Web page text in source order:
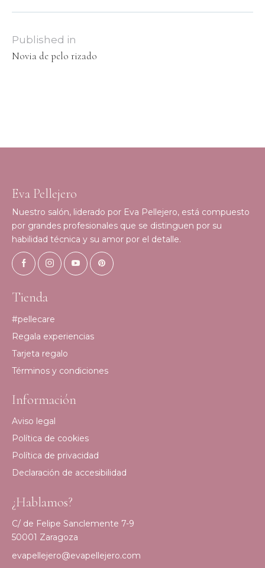
Published in
Novia de pelo rizado
Eva Pellejero
Nuestro salón, liderado por Eva Pellejero, está compuesto
por grandes profesionales que se distinguen por su
habilidad técnica y su amor por el detalle.
Tienda
#pellecare
Regala experiencias
Tarjeta regalo
Términos y condiciones
Información
Aviso legal
Política de cookies
Política de privacidad
Declaración de accesibilidad
¿Hablamos?
C/ de Felipe Sanclemente 7-9
50001 Zaragoza
evapellejero@evapellejero.com